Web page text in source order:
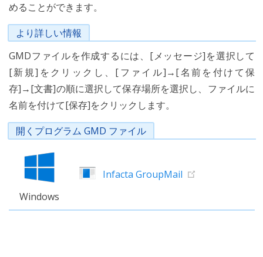
めることができます。
より詳しい情報
GMDファイルを作成するには、[メッセージ]を選択して
[新規]をクリックし、[ファイル]→[名前を付けて保
存]→[文書]の順に選択して保存場所を選択し、ファイルに
名前を付けて[保存]をクリックします。
開くプログラム GMD ファイル
Windows
Infacta GroupMail